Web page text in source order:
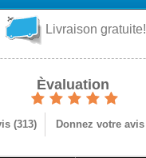
Livraison gratuite!
Èvaluation
(313) Donnez votre avis